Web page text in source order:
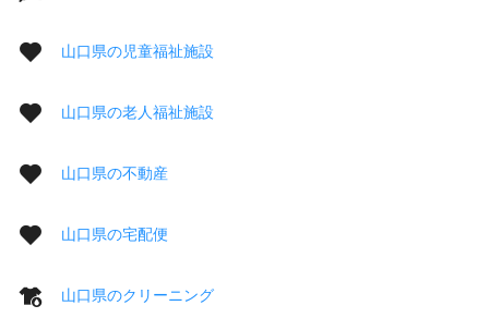
山口県の児童福祉施設
山口県の老人福祉施設
山口県の不動産
山口県の宅配便
山口県のクリーニング